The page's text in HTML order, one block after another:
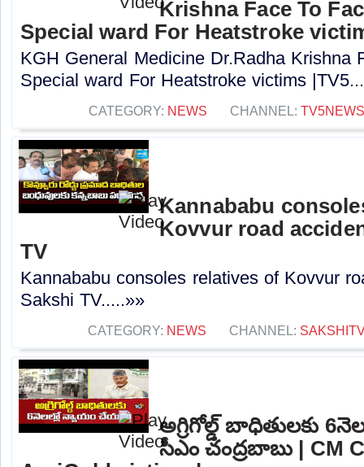
Krishna Face To
Special ward For Heatstroke
KGH General Medicine Dr.Radha Krishna
Special ward For Heatstroke victims
CATEGORY: NEWS CHANNEL: TV5NEWS
Kannababu
Kovvur road
TV
Kannababu consoles relatives of Kovvur
Sakshi TV.....»»
CATEGORY: NEWS CHANNEL:
అగ్రిగోల్డ్ బాధితులకు
సీఎం చంద్రబాబు | CM